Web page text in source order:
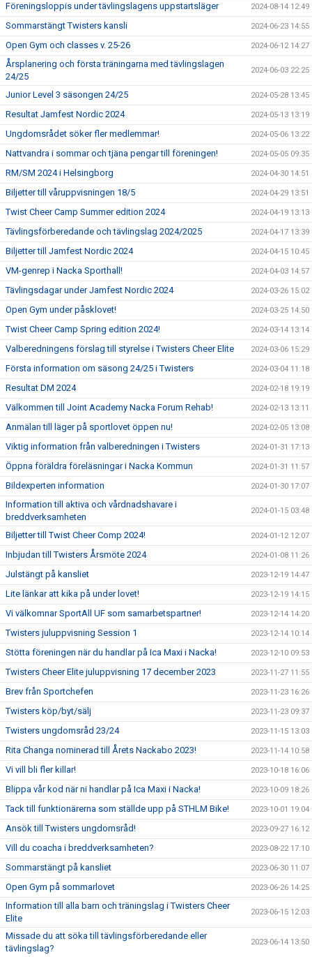
Föreningsloppis under tävlingslagens uppstartsläger 2024-08-14 12:49
Sommarstängt Twisters kansli 2024-06-23 14:55
Open Gym och classes v. 25-26 2024-06-12 14:27
Årsplanering och första träningarna med tävlingslagen
24/25
2024-06-03 22:25
Junior Level 3 säsongen 24/25 2024-05-28 13:45
Resultat Jamfest Nordic 2024 2024-05-13 13:19
Ungdomsrådet söker fler medlemmar! 2024-05-06 13:22
Nattvandra i sommar och tjäna pengar till föreningen! 2024-05-05 09:35
RM/SM 2024 i Helsingborg 2024-04-30 14:51
Biljetter till våruppvisningen 18/5 2024-04-29 13:51
Twist Cheer Camp Summer edition 2024 2024-04-19 13:13
Tävlingsförberedande och tävlingslag 2024/2025 2024-04-17 13:39
Biljetter till Jamfest Nordic 2024 2024-04-15 10:45
VM-genrep i Nacka Sporthall! 2024-04-03 14:57
Tävlingsdagar under Jamfest Nordic 2024 2024-03-26 15:02
Open Gym under påsklovet! 2024-03-25 14:50
Twist Cheer Camp Spring edition 2024! 2024-03-14 13:14
Valberedningens förslag till styrelse i Twisters Cheer Elite 2024-03-06 15:29
Första information om säsong 24/25 i Twisters 2024-03-04 11:18
Resultat DM 2024 2024-02-18 19:19
Välkommen till Joint Academy Nacka Forum Rehab! 2024-02-13 13:11
Anmälan till läger på sportlovet öppen nu! 2024-02-05 13:08
Viktig information från valberedningen i Twisters 2024-01-31 17:13
Öppna föräldra föreläsningar i Nacka Kommun 2024-01-31 11:57
Bildexperten information 2024-01-30 17:07
Information till aktiva och vårdnadshavare i
breddverksamheten
2024-01-15 03:48
Biljetter till Twist Cheer Comp 2024! 2024-01-12 12:07
Inbjudan till Twisters Årsmöte 2024 2024-01-08 11:26
Julstängt på kansliet 2023-12-19 14:47
Lite länkar att kika på under lovet! 2023-12-19 14:15
Vi välkomnar SportAll UF som samarbetspartner! 2023-12-14 14:20
Twisters juluppvisning Session 1 2023-12-14 10:14
Stötta föreningen när du handlar på Ica Maxi i Nacka! 2023-12-10 09:53
Twisters Cheer Elite juluppvisning 17 december 2023 2023-11-27 11:55
Brev från Sportchefen 2023-11-23 16:26
Twisters köp/byt/sälj 2023-11-23 09:37
Twisters ungdomsråd 23/24 2023-11-15 13:03
Rita Changa nominerad till Årets Nackabo 2023! 2023-11-14 10:58
Vi vill bli fler killar! 2023-10-18 16:06
Blippa vår kod när ni handlar på Ica Maxi i Nacka! 2023-10-09 18:26
Tack till funktionärerna som ställde upp på STHLM Bike! 2023-10-01 19:04
Ansök till Twisters ungdomsråd! 2023-09-27 16:12
Vill du coacha i breddverksamheten? 2023-08-22 17:10
Sommarstängt på kansliet 2023-06-30 11:07
Open Gym på sommarlovet 2023-06-26 14:25
Information till alla barn och träningslag i Twisters Cheer
Elite
2023-06-15 12:03
Missade du att söka till tävlingsförberedande eller
tävlingslag?
2023-06-14 13:50